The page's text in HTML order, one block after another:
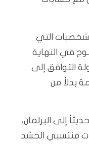
التي
في النهاية
التوافق إلى
بدلاً من
إلى البرلمان،
منتسبي الحشد